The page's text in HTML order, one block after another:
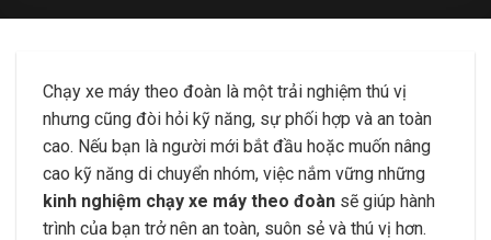
Chạy xe máy theo đoàn là một trải nghiệm thú vị
nhưng cũng đòi hỏi kỹ năng, sự phối hợp và an toàn
cao. Nếu bạn là người mới bắt đầu hoặc muốn nâng
cao kỹ năng di chuyển nhóm, việc nắm vững những
kinh nghiệm chạy xe máy theo đoàn sẽ giúp hành
trình của bạn trở nên an toàn, suôn sẻ và thú vị hơn.